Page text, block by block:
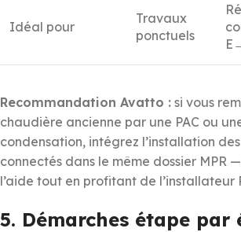
Idéal pour
Travaux
ponctuels
Recommandation Avatto : si vous
chaudière ancienne par une PAC ou
condensation, intégrez l’installation
connectés dans le même dossier MPR
l’aide tout en profitant de l’installateur
5. Démarches étape par